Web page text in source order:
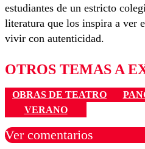
estudiantes de un estricto
literatura que los inspira a ver
vivir con autenticidad.
OTROS TEMAS A
OBRAS DE TEATRO
VERANO
Ver comentarios